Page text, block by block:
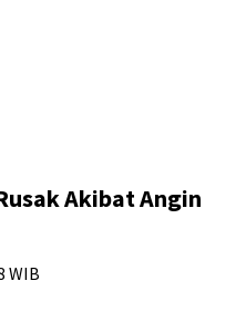
Akibat Angin
WIB